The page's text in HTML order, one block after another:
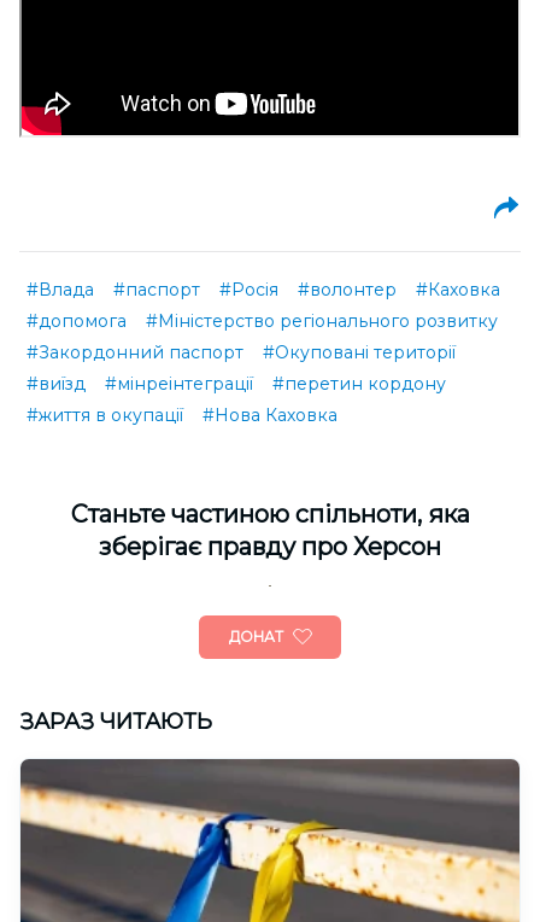
#Влада #паспорт #Росія #волонтер
#Каховка
#допомога
#Міністерство регіонального розвитку
#Закордонний паспорт
#Окуповані території
#виїзд
#мінреінтеграції
#перетин кордону
#життя в окупації
#Нова Каховка
Cтаньте частиною спільноти, яка
зберігає правду про Херсон
ДОНАТ
ЗАРАЗ ЧИТАЮТЬ